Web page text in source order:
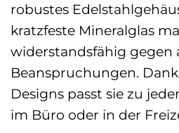
robustes
kratzfeste Mineralglas
widerstandsfähig gegen
Beanspruchungen.
Designs passt sie zu
im Büro oder in der